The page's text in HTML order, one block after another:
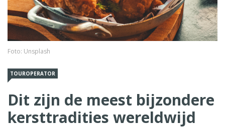
Foto: Unsplash
TOUROPERATOR
Dit zijn de meest bijzondere
kersttradities wereldwijd